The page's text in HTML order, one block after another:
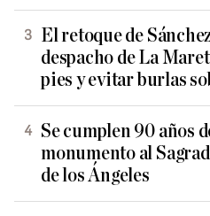
El retoque de
despacho de La
pies y evitar burlas
Se cumplen 90 años
monumento al
de los Ángeles